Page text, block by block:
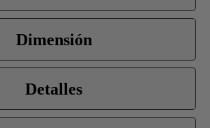
Dimensión
Detalles